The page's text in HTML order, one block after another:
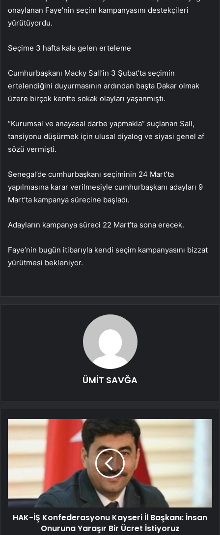
onaylanan Faye’nin seçim kampanyasını destekçileri
yürütüyordu.
Seçime 3 hafta kala gelen erteleme
Cumhurbaşkanı Macky Sall’in 3 Şubat’ta seçimin
ertelendiğini duyurmasının ardından başta Dakar olmak
üzere birçok kentte sokak olayları yaşanmıştı.
“Kurumsal ve anayasal darbe yapmakla” suçlanan Sall,
tansiyonu düşürmek için ulusal diyalog ve siyasi genel af
sözü vermişti.
Senegal’de cumhurbaşkanı seçiminin 24 Mart’ta
yapılmasına karar verilmesiyle cumhurbaşkanı adayları 9
Mart’ta kampanya sürecine başladı.
Adayların kampanya süreci 22 Mart’ta sona erecek.
Faye’nin bugün itibarıyla kendi seçim kampanyasını bizzat
yürütmesi bekleniyor.
ÜMİT SAVĞA
HAK-İŞ Konfederasyonu Kayseri İl Başkanı: İnsan
Onuruna Yaraşır Bir Ücret İstiyoruz